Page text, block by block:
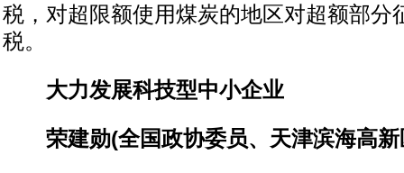
税，对超限额使用煤炭的地区对超额部分
税。
大力发展科技型中小企业
荣建勋(全国政协委员、天津滨海高